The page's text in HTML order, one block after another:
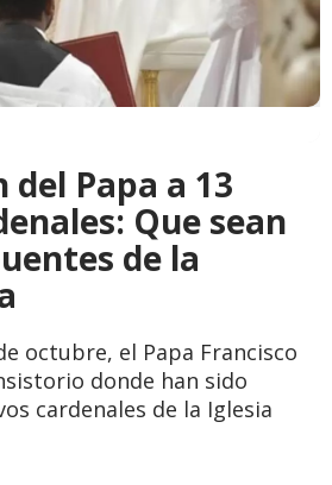
Papa a 13
Que sean
de la
octubre, el Papa Francisco
donde han sido
cardenales de la Iglesia